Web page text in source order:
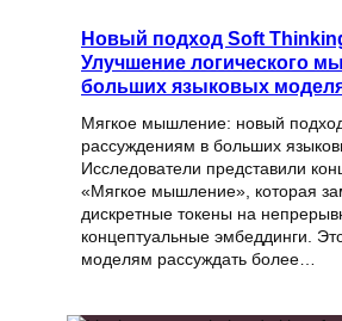
Новый подход Soft
Улучшение логического
больших языковых
Мягкое мышление: новый
рассуждениям в больших
Исследователи представили
«Мягкое мышление», которая
дискретные токены на
концептуальные эмбеддинги.
моделям рассуждать более…